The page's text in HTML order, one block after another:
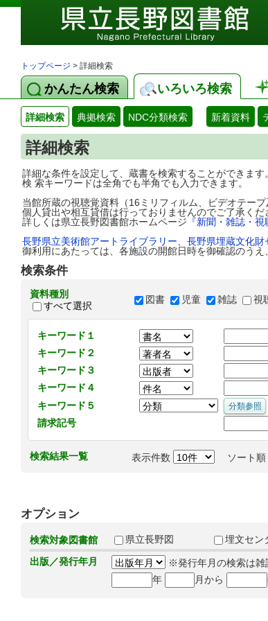
トップページ > 詳細検索
かんたん検索 いろいろ検索
詳細検索 典拠検索 NDC分類検索 新着資料
詳細検索
詳細な条件を設定して、蔵書を検索することができます。
検 索キーワードは全角でも半角でも入力できます。
当館所蔵の視聴覚資料（16ミリフィルム、ビデオテー
個人貸出や相互貸借は行っておりませんのでご了承くだ
詳しくは県立長野図書館ホームページ 『新聞・雑誌・
長野県立美術館アートライブラリー
長野県埋蔵文化財
御利用にあたっては、各施設の開館日時を御確認のうえ
検索条件
資料種別
すべて選択
図書 児童 雑誌 視
キーワード１
キーワード２
キーワード３
キーワード４
キーワード５
請求記号
検索結果一覧 表示件数 ソート順
オプション
検索対象図書館 県立長野図 埋文セン
出版／発行年月
※発行年月の検索は雑
年
月から